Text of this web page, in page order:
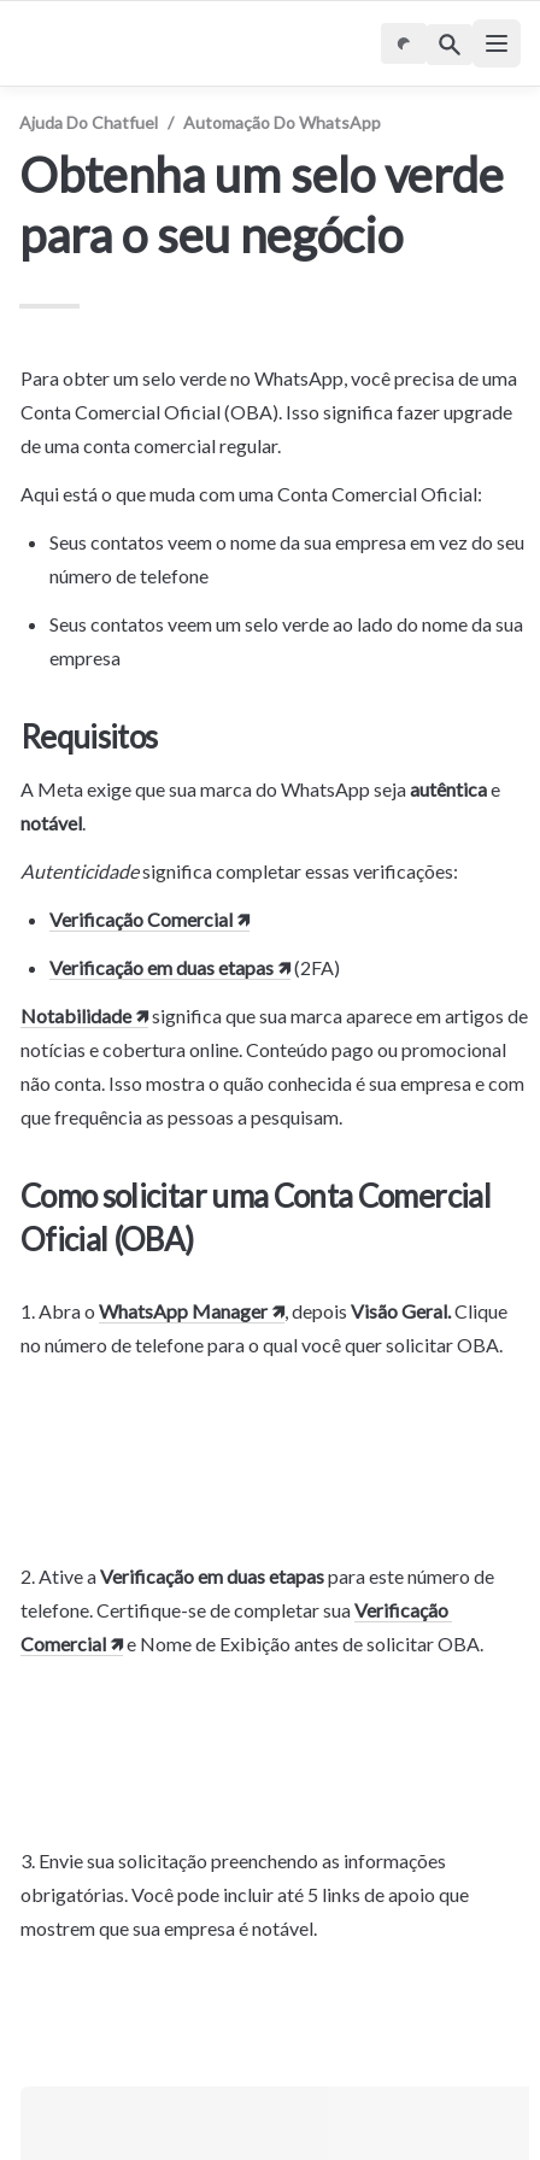
Ajuda Do Chatfuel / Automação Do WhatsApp
Obtenha um selo verde
para o seu negócio
Para obter um selo verde no WhatsApp, você precisa de uma
Conta Comercial Oficial (OBA). Isso significa fazer upgrade
de uma conta comercial regular.
Aqui está o que muda com uma Conta Comercial Oficial:
Seus contatos veem o nome da sua empresa em vez do seu
número de telefone
Seus contatos veem um selo verde ao lado do nome da sua
empresa
Requisitos
A Meta exige que sua marca do WhatsApp seja autêntica
notável
Autenticidade significa completar essas verificações:
Verificação Comercial 🡽
Verificação em duas etapas 🡽 (2FA)
Notabilidade 🡽 significa que sua marca aparece em artigos de
notícias e cobertura online. Conteúdo pago ou promocional
não conta. Isso mostra o quão conhecida é sua empresa e com
que frequência as pessoas a pesquisam.
Como solicitar uma Conta Comercial
Oficial (OBA)
1. Abra o WhatsApp Manager 🡽, depois Visão Geral. Clique
no número de telefone para o qual você quer solicitar OBA.
2. Ative a Verificação em duas etapas para este número de
telefone. Certifique-se de completar sua Verificação
Comercial 🡽 e Nome de Exibição antes de solicitar OBA.
3. Envie sua solicitação preenchendo as informações
obrigatórias. Você pode incluir até 5 links de apoio que
mostrem que sua empresa é notável.